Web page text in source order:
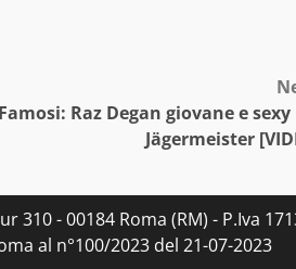
Raz Degan giovane e sexy
Jägermeister
310 - 00184 Roma (RM) - P.Iva
al n°100/2023 del 21-07-2023